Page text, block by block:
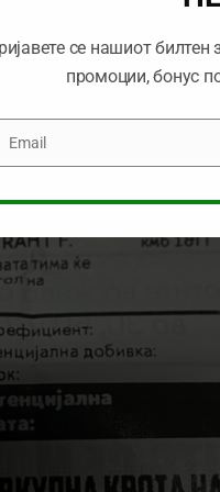
се нашиот
промоции, бонус
Email